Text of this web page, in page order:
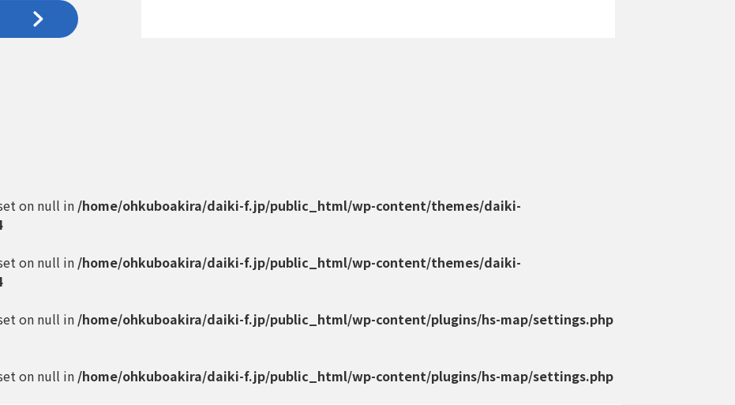
on null in /home/ohkuboakira/daiki-f.jp/public_html/wp-content/themes/daiki-
on null in /home/ohkuboakira/daiki-f.jp/public_html/wp-content/themes/daiki-
on null in /home/ohkuboakira/daiki-f.jp/public_html/wp-content/plugins/hs-map/settings.php
on null in /home/ohkuboakira/daiki-f.jp/public_html/wp-content/plugins/hs-map/settings.php